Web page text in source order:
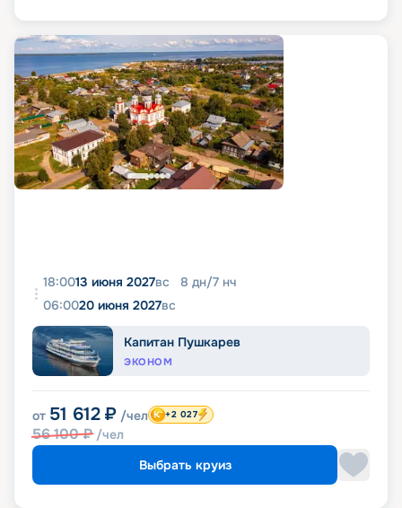
18:0013 июня 2027вс 8 дн/7 нч
06:0020 июня 2027вс
Капитан Пушкарев
ЭКОНОМ
от 51 612 ₽ /чел
56 100₽ /чел
+2 027
Выбрать круиз